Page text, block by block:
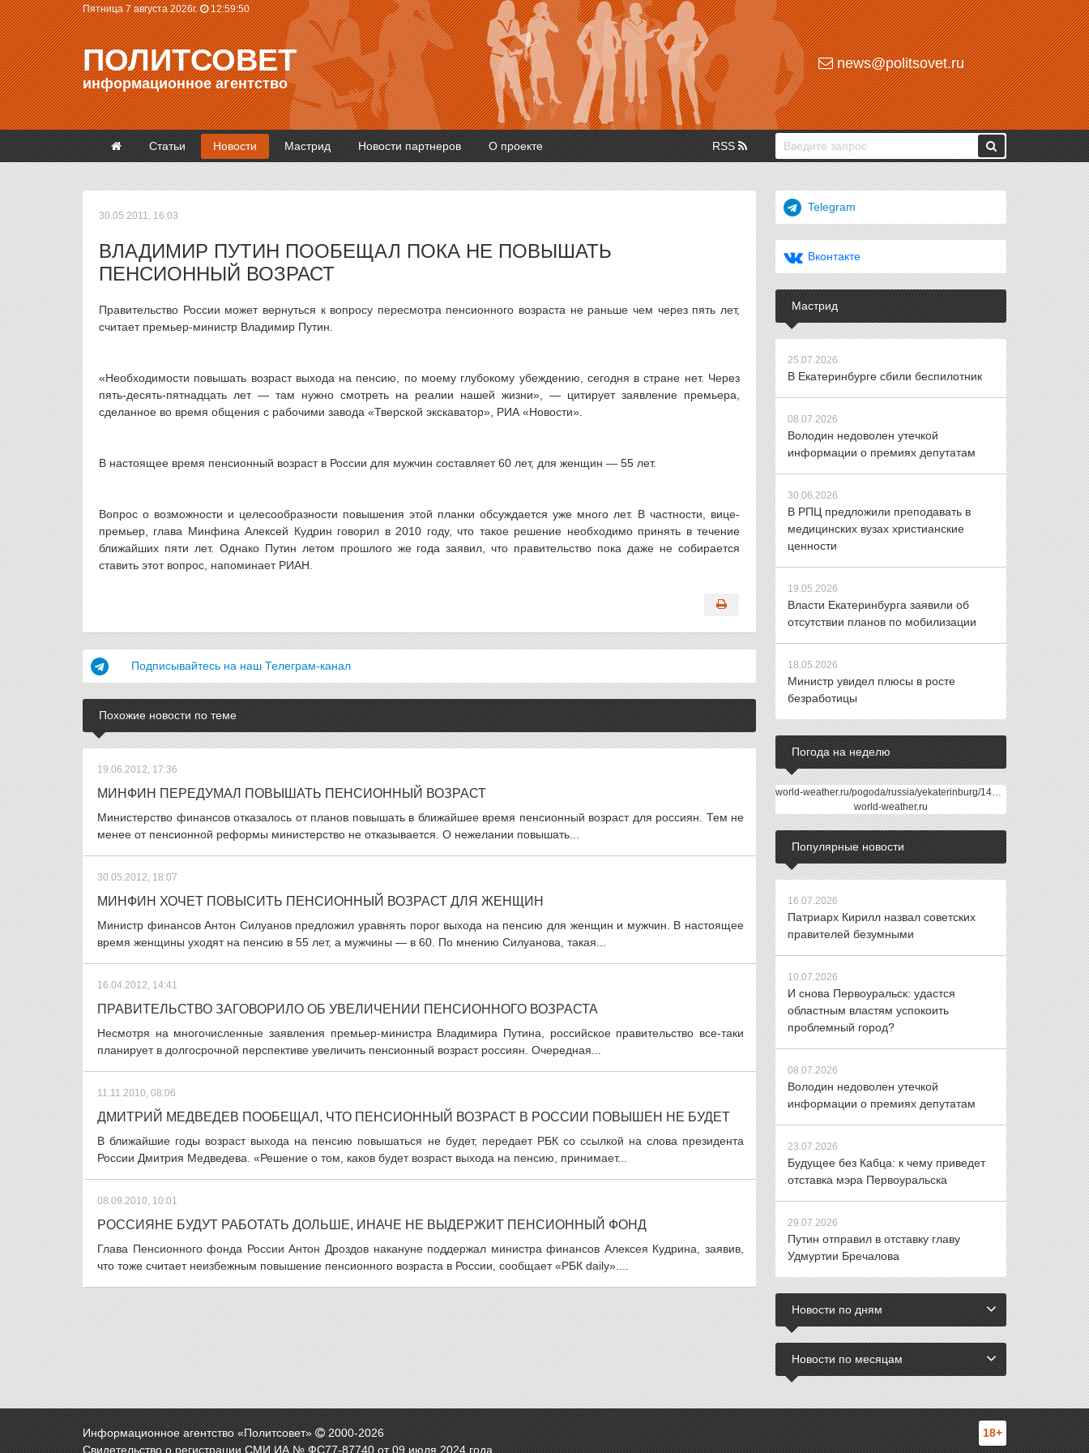
Пятница 7 августа 2026г. 12:59:50
ПОЛИТСОВЕТ
информационное агентство
news@politsovet.ru
Статьи Новости Мастрид Новости партнеров О проекте RSS
30.05.2011, 16:03
ВЛАДИМИР ПУТИН ПООБЕЩАЛ ПОКА НЕ ПОВЫШАТЬ
ПЕНСИОННЫЙ ВОЗРАСТ
Правительство России может вернуться к вопросу пересмотра пенсионного возраста не раньше чем через пять лет,
считает премьер-министр Владимир Путин.
«Необходимости повышать возраст выхода на пенсию, по моему глубокому убеждению, сегодня в стране нет. Через
пять-десять-пятнадцать лет — там нужно смотреть на реалии нашей жизни», — цитирует заявление премьера,
сделанное во время общения с рабочими завода «Тверской экскаватор», РИА «Новости».
В настоящее время пенсионный возраст в России для мужчин составляет 60 лет, для женщин — 55 лет.
Вопрос о возможности и целесообразности повышения этой планки обсуждается уже много лет. В частности, вице-
премьер, глава Минфина Алексей Кудрин говорил в 2010 году, что такое решение необходимо принять в течение
ближайших пяти лет. Однако Путин летом прошлого же года заявил, что правительство пока даже не собирается
ставить этот вопрос, напоминает РИАН.
Подписывайтесь на наш Телеграм-канал
Похожие новости по теме
19.06.2012, 17:36
МИНФИН ПЕРЕДУМАЛ ПОВЫШАТЬ ПЕНСИОННЫЙ ВОЗРАСТ
Министерство финансов отказалось от планов повышать в ближайшее время пенсионный возраст для россиян. Тем не
менее от пенсионной реформы министерство не отказывается. О нежелании повышать...
30.05.2012, 18:07
МИНФИН ХОЧЕТ ПОВЫСИТЬ ПЕНСИОННЫЙ ВОЗРАСТ ДЛЯ ЖЕНЩИН
Министр финансов Антон Силуанов предложил уравнять порог выхода на пенсию для женщин и мужчин. В настоящее
время женщины уходят на пенсию в 55 лет, а мужчины — в 60. По мнению Силуанова, такая...
16.04.2012, 14:41
ПРАВИТЕЛЬСТВО ЗАГОВОРИЛО ОБ УВЕЛИЧЕНИИ ПЕНСИОННОГО ВОЗРАСТА
Несмотря на многочисленные заявления премьер-министра Владимира Путина, российское правительство все-таки
планирует в долгосрочной перспективе увеличить пенсионный возраст россиян. Очередная...
11.11.2010, 08:06
ДМИТРИЙ МЕДВЕДЕВ ПООБЕЩАЛ, ЧТО ПЕНСИОННЫЙ ВОЗРАСТ В РОССИИ ПОВЫШЕН НЕ БУДЕТ
В ближайшие годы возраст выхода на пенсию повышаться не будет, передает РБК со ссылкой на слова президента
России Дмитрия Медведева. «Решение о том, каков будет возраст выхода на пенсию, принимает...
08.09.2010, 10:01
РОССИЯНЕ БУДУТ РАБОТАТЬ ДОЛЬШЕ, ИНАЧЕ НЕ ВЫДЕРЖИТ ПЕНСИОННЫЙ ФОНД
Глава Пенсионного фонда России Антон Дроздов накануне поддержал министра финансов Алексея Кудрина, заявив,
что тоже считает неизбежным повышение пенсионного возраста в России, сообщает «РБК daily»....
Telegram
Вконтакте
Мастрид
25.07.2026
В Екатеринбурге сбили беспилотник
08.07.2026
Володин недоволен утечкой
информации о премиях депутатам
30.06.2026
В РПЦ предложили преподавать в
медицинских вузах христианские
ценности
19.05.2026
Власти Екатеринбурга заявили об
отсутствии планов по мобилизации
18.05.2026
Министр увидел плюсы в росте
безработицы
Погода на неделю
world-weather.ru/pogoda/russia/yekaterinburg/14days/
world-weather.ru
Популярные новости
16.07.2026
Патриарх Кирилл назвал советских
правителей безумными
10.07.2026
И снова Первоуральск: удастся
областным властям успокоить
проблемный город?
08.07.2026
Володин недоволен утечкой
информации о премиях депутатам
23.07.2026
Будущее без Кабца: к чему приведет
отставка мэра Первоуральска
29.07.2026
Путин отправил в отставку главу
Удмуртии Бречалова
Новости по дням
Новости по месяцам
Информационное агентство «Политсовет» 2000-2026
Свидетельство о регистрации СМИ ИА № ФС77-87740 от 09 июля 2024 года.
18+